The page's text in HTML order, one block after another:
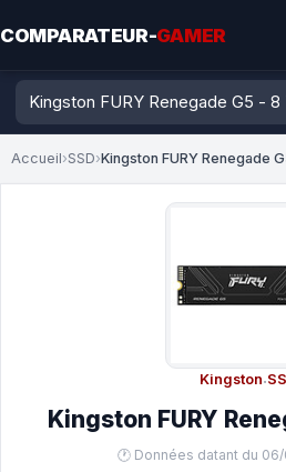
COMPARATEUR-GAMER
Accueil›SSD›Kingston FURY Renegade
Kingston·
Kingston FURY
🕐 Données datant du